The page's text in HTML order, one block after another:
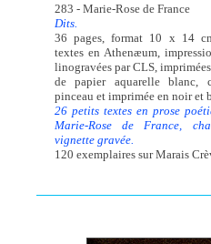
283 - Marie-Rose de France
Dits.
36 pages, format 10 x 14
textes en Athenæum,
linogravées par CLS,
de papier aquarelle blanc,
pinceau et imprimée en noir et
26 petits textes en prose
Marie-Rose de France,
vignette gravée.
120 exemplaires sur Marais